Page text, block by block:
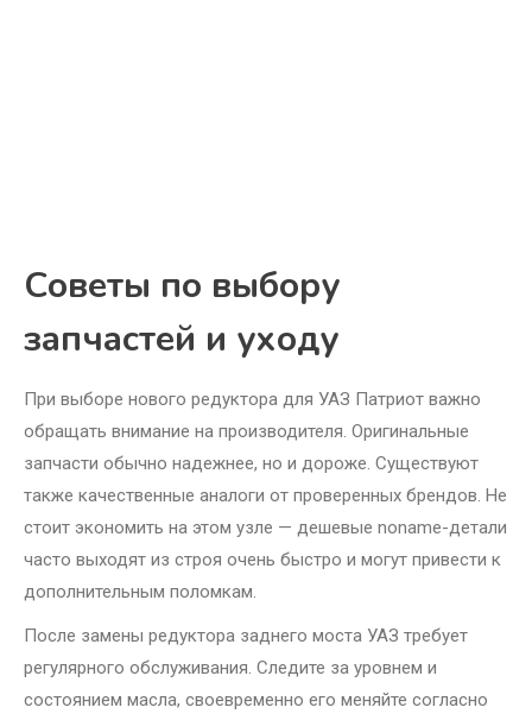
Советы по выбору
запчастей и уходу
При выборе нового редуктора для УАЗ Патриот важно
обращать внимание на производителя. Оригинальные
запчасти обычно надежнее, но и дороже. Существуют
также качественные аналоги от проверенных брендов. Не
стоит экономить на этом узле — дешевые noname-детали
часто выходят из строя очень быстро и могут привести к
дополнительным поломкам.
После замены редуктора заднего моста УАЗ требует
регулярного обслуживания. Следите за уровнем и
состоянием масла, своевременно его меняйте согласно